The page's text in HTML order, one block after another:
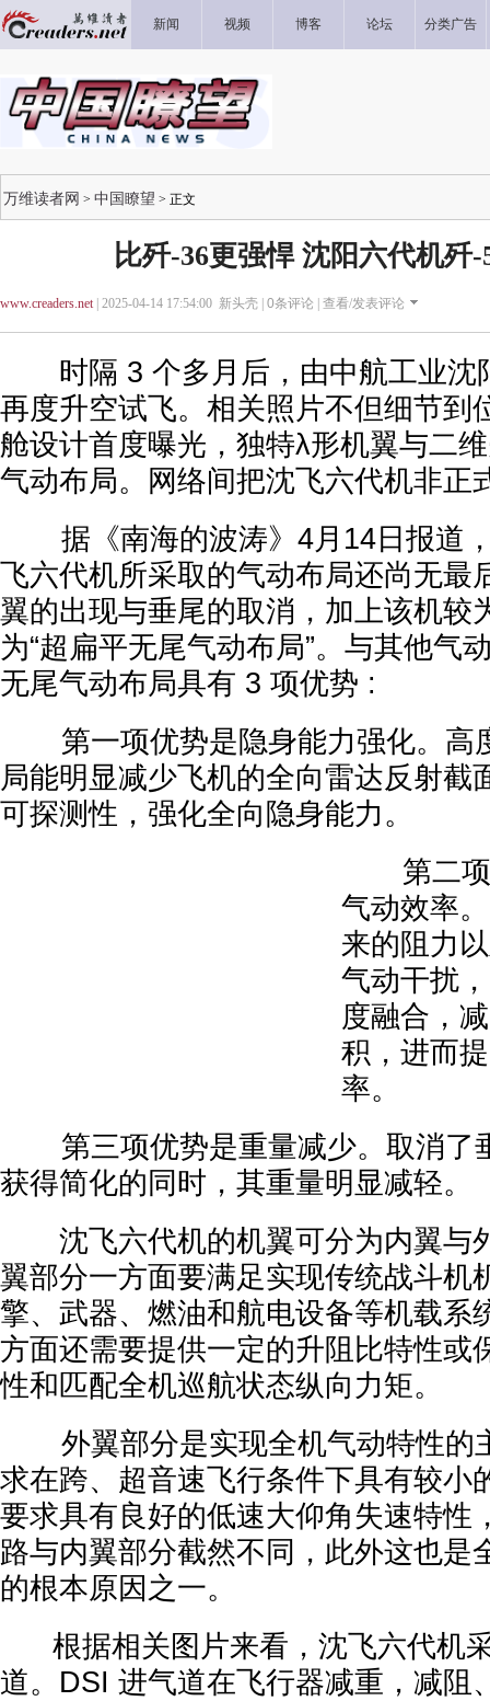
新闻 视频 博客 论坛 分类广告
万维读者网 > 中国瞭望 > 正文
比歼-36更强悍 沈阳六代机歼
www.creaders.net| 2025-04-14 17:54:00 新头壳 | 0条评论 | 查看/发表评论
时隔 3 个多月后，由中航工业沈
再度升空试飞。相关照片不但细节到
舱设计首度曝光，独特λ形机翼与二
气动布局。网络间把沈飞六代机非正
据《南海的波涛》4月14日报道
飞六代机所采取的气动布局还尚无最
翼的出现与垂尾的取消，加上该机较
为“超扁平无尾气动布局”。与其他气
无尾气动布局具有 3 项优势 :
第一项优势是隐身能力强化。高
局能明显减少飞机的全向雷达反射截
可探测性，强化全向隐身能力。
第二项
气动效率
来的阻力
气动干扰
度融合，
积，进而
率。
第三项优势是重量减少。取消了
获得简化的同时，其重量明显减轻。
沈飞六代机的机翼可分为内翼与
翼部分一方面要满足实现传统战斗机
擎、武器、燃油和航电设备等机载系
方面还需要提供一定的升阻比特性或
性和匹配全机巡航状态纵向力矩。
外翼部分是实现全机气动特性的
求在跨、超音速飞行条件下具有较小
要求具有良好的低速大仰角失速特性
路与内翼部分截然不同，此外这也是
的根本原因之一。
根据相关图片来看，沈飞六代机
道。DSI 进气道在飞行器减重，减阻